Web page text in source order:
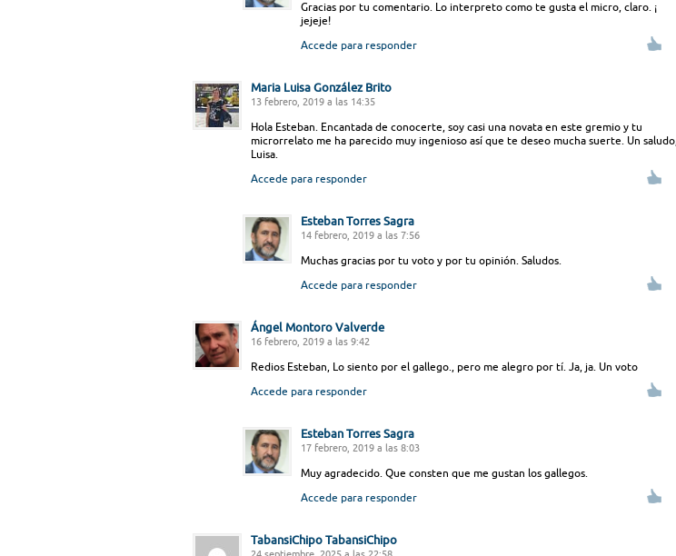
Gracias por tu comentario. Lo interpreto como te gusta el micro, claro. ¡
jejeje!
Accede para responder
Maria Luisa González Brito
13 febrero, 2019 a las 14:35
Hola Esteban. Encantada de conocerte, soy casi una novata en este gremio y tu
microrrelato me ha parecido muy ingenioso así que te deseo mucha suerte. Un saludo,
Luisa.
Accede para responder
Esteban Torres Sagra
14 febrero, 2019 a las 7:56
Muchas gracias por tu voto y por tu opinión. Saludos.
Accede para responder
Ángel Montoro Valverde
16 febrero, 2019 a las 9:42
Redios Esteban, Lo siento por el gallego., pero me alegro por tí. Ja, ja. Un voto
Accede para responder
Esteban Torres Sagra
17 febrero, 2019 a las 8:03
Muy agradecido. Que consten que me gustan los gallegos.
Accede para responder
TabansiChipo TabansiChipo